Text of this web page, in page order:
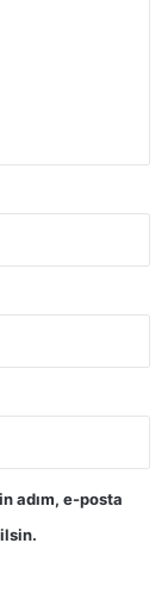
adım, e-posta